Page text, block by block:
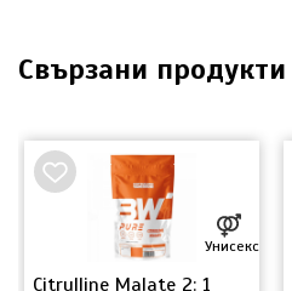
Свързани продукти
Citrulline Malate 2: 1
Унисекс